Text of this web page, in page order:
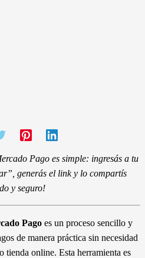
Pago es simple: ingresás a tu
generás el link y lo compartís
y seguro!
Pago es un proceso sencillo y
de manera práctica sin necesidad
tienda online. Esta herramienta es